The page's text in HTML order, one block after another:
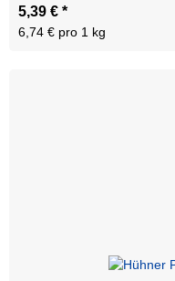
5,39 € *
6,74 € pro 1 kg